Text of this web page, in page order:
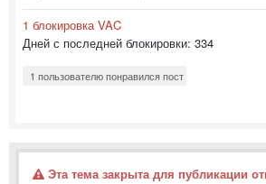
1 блокировка VAC
Дней с последней блокировки: 334
1 пользователю понравился пост
Эта тема закрыта для публикации